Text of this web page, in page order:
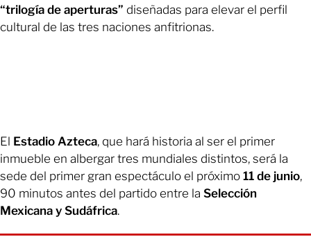
“trilogía de aperturas” diseñadas para elevar el perfil
cultural de las tres naciones anfitrionas.
El Estadio Azteca, que hará historia al ser el primer
inmueble en albergar tres mundiales distintos, será la
sede del primer gran espectáculo el próximo 11 de junio,
90 minutos antes del partido entre la Selección
Mexicana y Sudáfrica.